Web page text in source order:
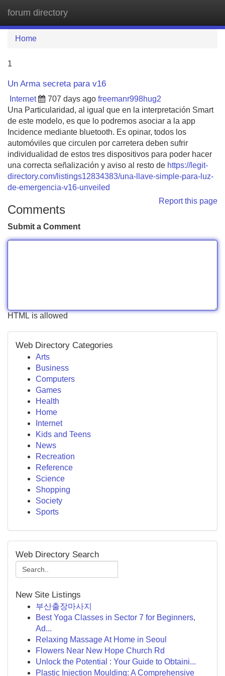
forum directory
Home
1
Un Arma secreta para v16
Internet 707 days ago freemanr998hug2
Una Particularidad, al igual que en la interpretación Smart
de este modelo, es que lo podremos asociar a la app
Incidence mediante bluetooth. Es opinar, todos los
automóviles que circulen por carretera deben sufrir
individualidad de estos tres dispositivos para poder hacer
una correcta señalización y aviso al resto de https://legit-
directory.com/listings12834383/una-llave-simple-para-luz-
de-emergencia-v16-unveiled
Report this page
Comments
Submit a Comment
HTML is allowed
Web Directory Categories
Arts
Business
Computers
Games
Health
Home
Internet
Kids and Teens
News
Recreation
Reference
Science
Shopping
Society
Sports
Web Directory Search
New Site Listings
부산출장마사지
Best Yoga Classes in Sector 7 for Beginners,
Ad...
Relaxing Massage At Home in Seoul
Flowers Near New Hope Church Rd
Unlock the Potential : Your Guide to Obtaini...
Plastic Injection Moulding: A Comprehensive